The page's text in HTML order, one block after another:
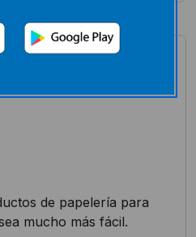
de papelería para
mucho más fácil.